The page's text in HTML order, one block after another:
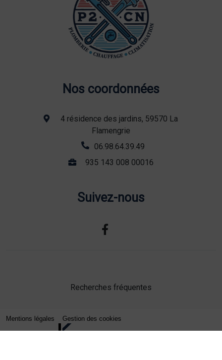
Nos coordonnées
4 résidence des jardins, 59570 La
Flamengrie
06.98.64.39.49
935 143 008 00016
Suivez-nous
Recherches fréquentes
Mentions légales Gestion des cookies